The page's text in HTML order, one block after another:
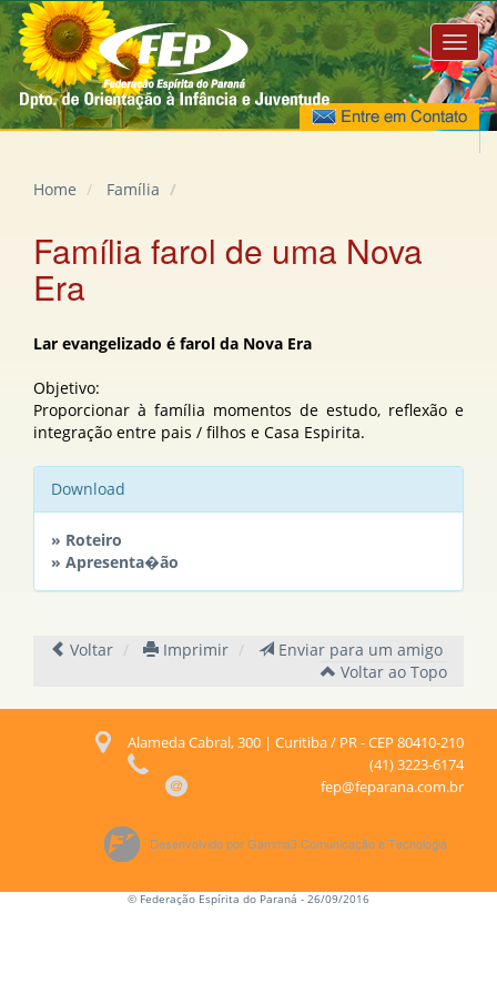
Home Família
Família farol de uma Nova
Era
Lar evangelizado é farol da Nova Era
Objetivo:
Proporcionar à família momentos de estudo, reflexão e
integração entre pais / filhos e Casa Espirita.
Download
» Roteiro
» Apresenta�ão
Voltar Imprimir
Enviar para um amigo
Voltar ao Topo
Alameda Cabral, 300 | Curitiba / PR - CEP 80410-210
(41) 3223-6174
fep@feparana.com.br
© Federação Espírita do Paraná - 26/09/2016